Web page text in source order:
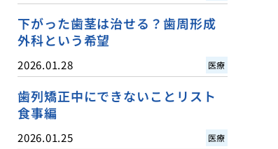
下がった歯茎は治せる？歯周形成
外科という希望
2026.01.28 医療
歯列矯正中にできないことリスト
食事編
2026.01.25 医療